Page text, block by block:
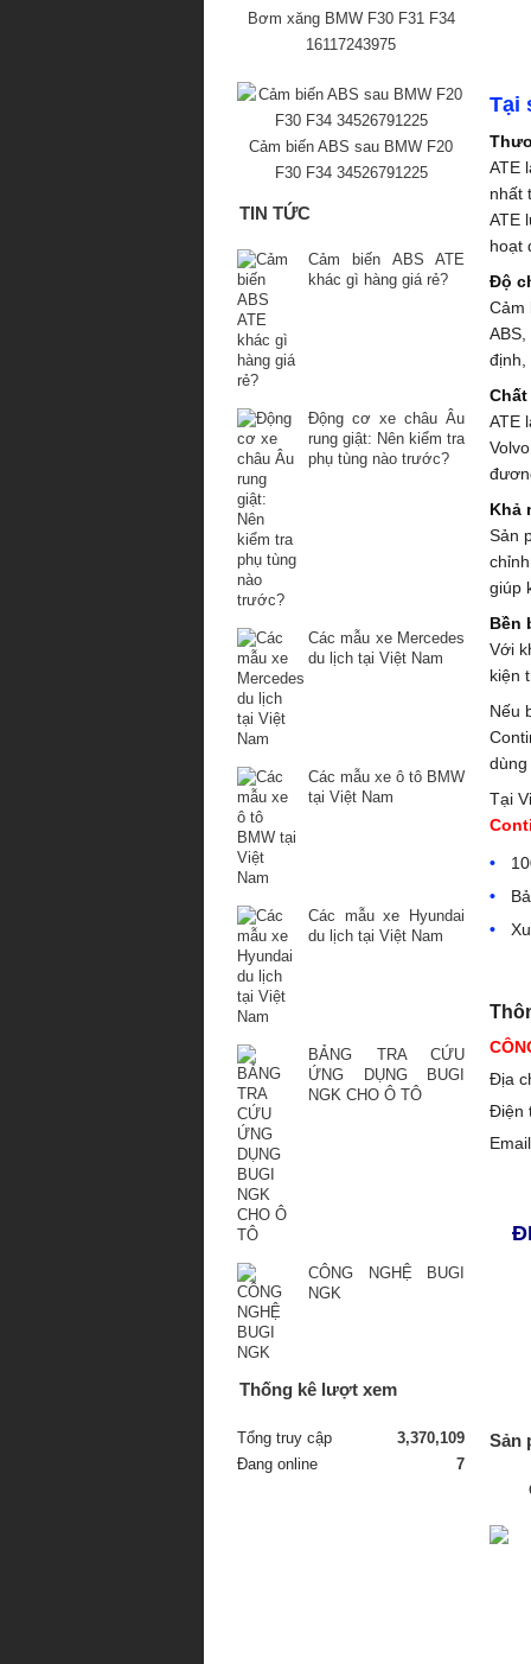
Tại
ATE
nhất
ATE
hoạt
Độ
Cảm
định,
ATE
Khả
Sản
giúp
Bền
Với
kiện
Nếu
Tại
Địa
Điện
Sản
Bơm xăng BMW F30 F31 F34
16117243975
Cảm biến ABS sau BMW F20
F30 F34 34526791225
TIN TỨC
Cảm biến ABS ATE
khác gì hàng giá rẻ?
Động cơ xe châu Âu
rung giật: Nên kiểm tra
phụ tùng nào trước?
Các mẫu xe Mercedes
du lịch tại Việt Nam
Các mẫu xe ô tô BMW
tại Việt Nam
Các mẫu xe Hyundai
du lịch tại Việt Nam
BẢNG TRA CỨU
ỨNG DỤNG BUGI
NGK CHO Ô TÔ
CÔNG NGHỆ BUGI
NGK
Thống kê lượt xem
Tổng truy cập
3,370,109
Đang online
7